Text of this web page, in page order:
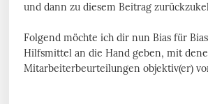
und dann zu diesem Beitrag
Folgend möchte ich dir nun Bias für
Hilfsmittel an die Hand geben, mit
Mitarbeiterbeurteilungen objektiv(er)